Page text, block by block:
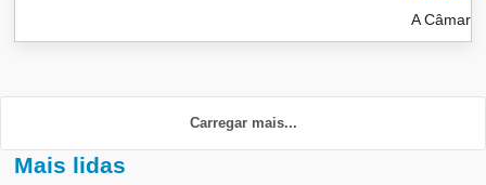
A
Carregar mais...
Mais lidas